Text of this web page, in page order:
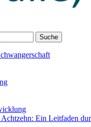
Ein Leitfaden